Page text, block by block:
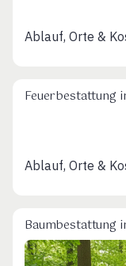
Ablauf, Orte &
Feuerbestattung
Ablauf, Orte &
Baumbestattung